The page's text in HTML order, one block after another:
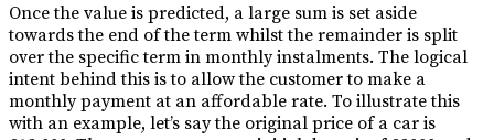
Once the value is predicted, a large sum is set aside
towards the end of the term whilst the remainder is split
over the specific term in monthly instalments. The logical
intent behind this is to allow the customer to make a
monthly payment at an affordable rate. To illustrate this
with an example, let’s say the original price of a car is